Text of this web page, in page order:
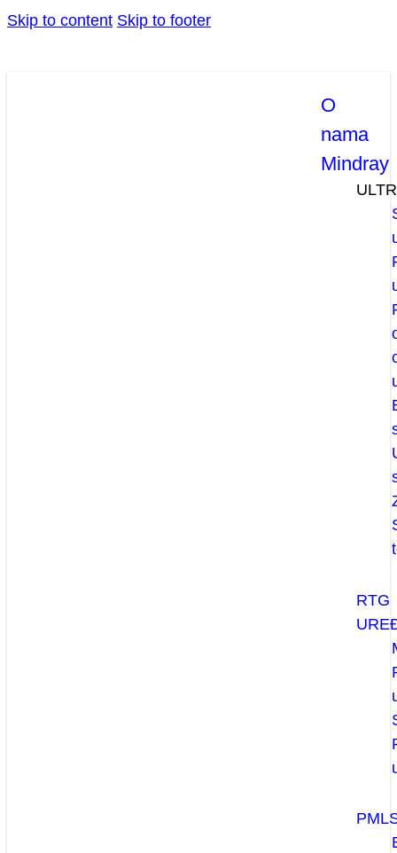
Skip to content Skip to footer
O
nama
Mindray
RTG